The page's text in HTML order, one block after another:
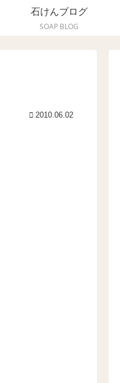
石けんブログ
SOAP BLOG
2010.06.02